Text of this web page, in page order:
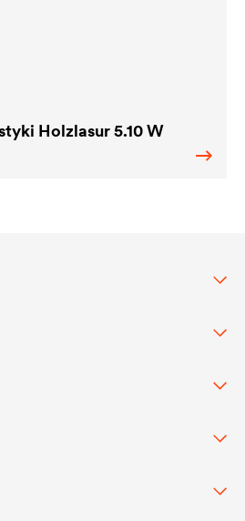
Holzlasur 5.10 W
budynków
na dachach płaskich